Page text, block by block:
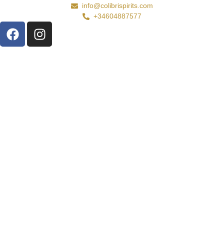
info@colibrispirits.com
+34604887577